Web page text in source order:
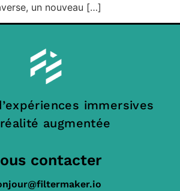
un nouveau […]
immersives
augmentée
contacter